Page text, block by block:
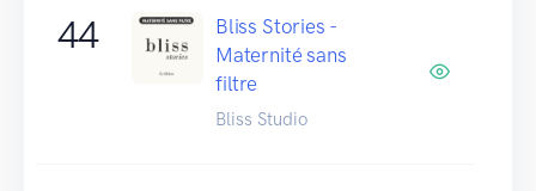
44
Bliss Stories -
Maternité sans
filtre
Bliss Studio